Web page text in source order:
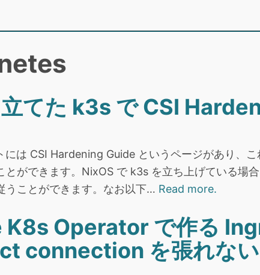
てた k3s で CSI
には CSI Hardening Guide というページがあり、
とができます。NixOS で k3s を立ち上げている場
うことができます。なお以下… Read more.
Operator で作る
connection を張れない